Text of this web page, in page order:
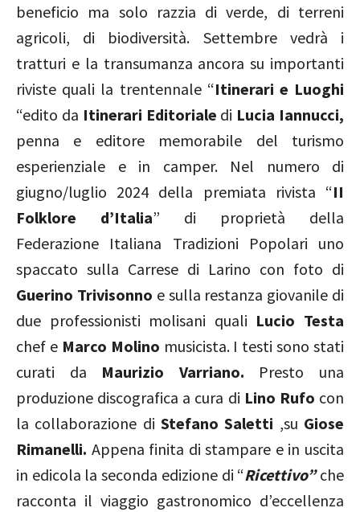
beneficio ma solo razzia di verde, di terreni
agricoli, di biodiversità. Settembre vedrà i
tratturi e la transumanza ancora su importanti
riviste quali la trentennale “Itinerari e Luoghi
“edito da Itinerari Editoriale di Lucia Iannucci,
penna e editore memorabile del turismo
esperienziale e in camper. Nel numero di
giugno/luglio 2024 della premiata rivista “II
Folklore d’Italia” di proprietà della
Federazione Italiana Tradizioni Popolari uno
spaccato sulla Carrese di Larino con foto di
Guerino Trivisonno e sulla restanza giovanile di
due professionisti molisani quali Lucio Testa
chef e Marco Molino musicista. I testi sono stati
curati da Maurizio Varriano. Presto una
produzione discografica a cura di Lino Rufo con
la collaborazione di Stefano Saletti ,su Giose
Rimanelli. Appena finita di stampare e in uscita
in edicola la seconda edizione di “Ricettivo”che
racconta il viaggio gastronomico d’eccellenza